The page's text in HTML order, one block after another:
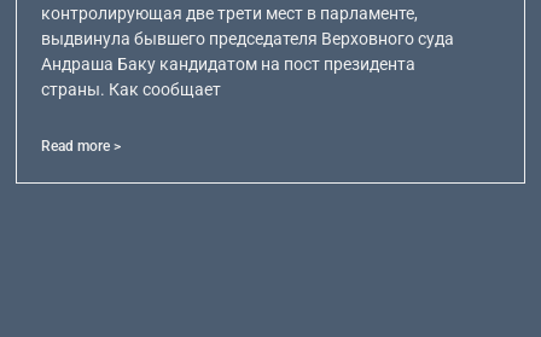
контролирующая две трети мест в парламенте,
выдвинула бывшего председателя Верховного суда
Андраша Баку кандидатом на пост президента
страны. Как сообщает
Read more >